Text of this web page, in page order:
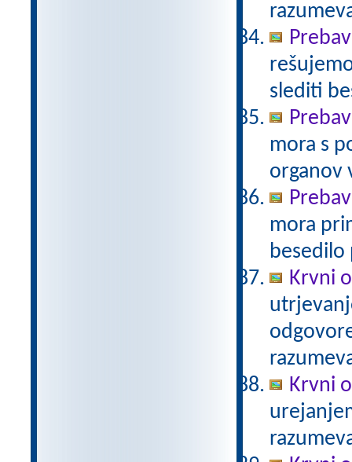
slediti
mora s
organov
mora
Krvni
Krvni